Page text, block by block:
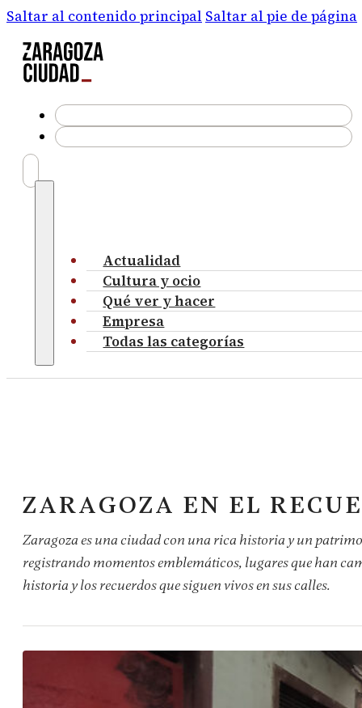
Saltar al contenido principal Saltar al pie de página
Actualidad
Cultura y ocio
Qué ver y hacer
Empresa
Todas las categorías
ZARAGOZA EN EL
Zaragoza es una ciudad con una rica historia y un
registrando momentos emblemáticos, lugares que han
historia y los recuerdos que siguen vivos en sus calles.